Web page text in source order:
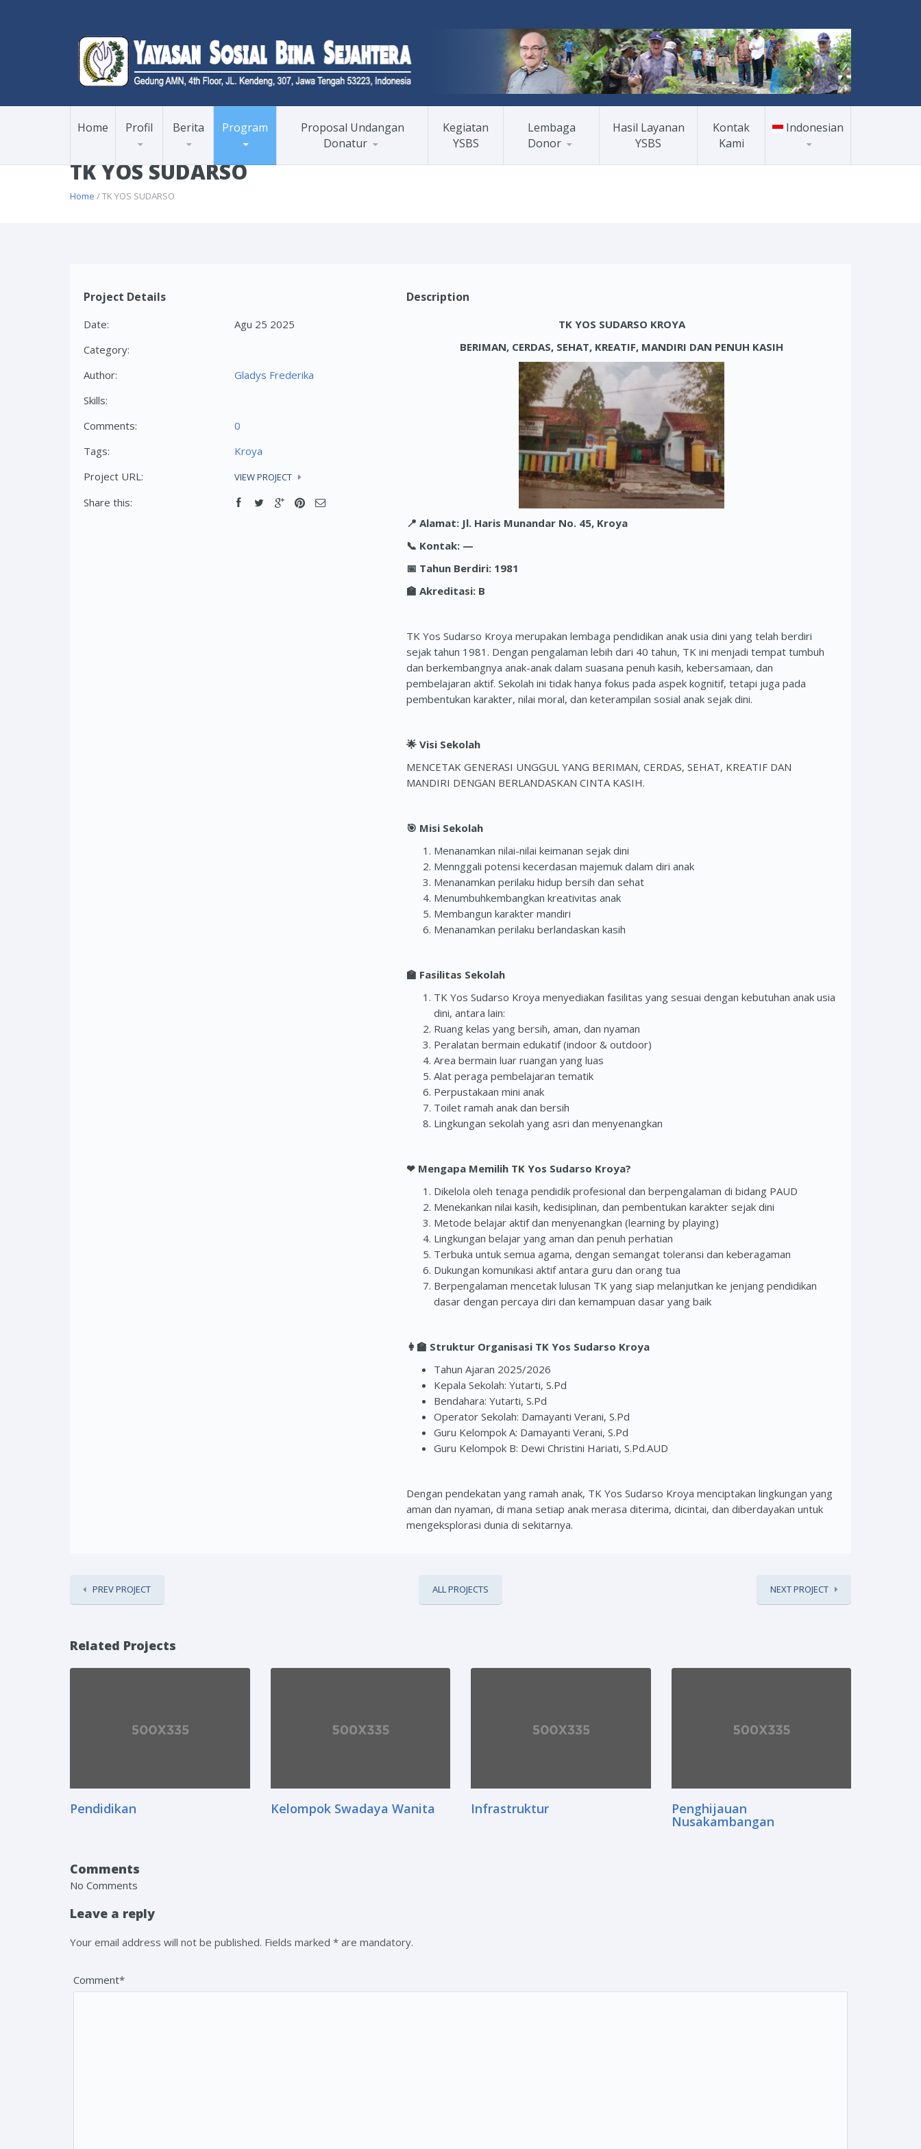
Home Profil Berita Program
Proposal Undangan
Donatur
Kegiatan
YSBS
Lembaga
Donor
Hasil Layanan
YSBS
Kontak
Kami
Indonesian
TK YOS SUDARSO
Home / TK YOS SUDARSO
Project Details
Date:
Agu 25 2025
Category:
Author:
Gladys Frederika
Skills:
Comments:
0
Tags:
Kroya
Project URL:
VIEW PROJECT
Share this:
Description
TK YOS SUDARSO KROYA
BERIMAN, CERDAS, SEHAT, KREATIF, MANDIRI DAN PENUH KASIH
📍 Alamat: Jl. Haris Munandar No. 45, Kroya
📞 Kontak: —
📅 Tahun Berdiri: 1981
🏫 Akreditasi: B
TK Yos Sudarso Kroya merupakan lembaga pendidikan anak usia dini yang telah berdiri
sejak tahun 1981. Dengan pengalaman lebih dari 40 tahun, TK ini menjadi tempat tumbuh
dan berkembangnya anak-anak dalam suasana penuh kasih, kebersamaan, dan
pembelajaran aktif. Sekolah ini tidak hanya fokus pada aspek kognitif, tetapi juga pada
pembentukan karakter, nilai moral, dan keterampilan sosial anak sejak dini.
🌟Visi Sekolah
MENCETAK GENERASI UNGGUL YANG BERIMAN, CERDAS, SEHAT, KREATIF DAN
MANDIRI DENGAN BERLANDASKAN CINTA KASIH.
🎯 Misi Sekolah
Menanamkan nilai-nilai keimanan sejak dini
Mennggali potensi kecerdasan majemuk dalam diri anak
Menanamkan perilaku hidup bersih dan sehat
Menumbuhkembangkan kreativitas anak
Membangun karakter mandiri
Menanamkan perilaku berlandaskan kasih
🏫 Fasilitas Sekolah
TK Yos Sudarso Kroya menyediakan fasilitas yang sesuai dengan kebutuhan anak usia
dini, antara lain:
Ruang kelas yang bersih, aman, dan nyaman
Peralatan bermain edukatif (indoor & outdoor)
Area bermain luar ruangan yang luas
Alat peraga pembelajaran tematik
Perpustakaan mini anak
Toilet ramah anak dan bersih
Lingkungan sekolah yang asri dan menyenangkan
❤Mengapa Memilih TK Yos Sudarso Kroya?
Dikelola oleh tenaga pendidik profesional dan berpengalaman di bidang PAUD
Menekankan nilai kasih, kedisiplinan, dan pembentukan karakter sejak dini
Metode belajar aktif dan menyenangkan (learning by playing)
Lingkungan belajar yang aman dan penuh perhatian
Terbuka untuk semua agama, dengan semangat toleransi dan keberagaman
Dukungan komunikasi aktif antara guru dan orang tua
Berpengalaman mencetak lulusan TK yang siap melanjutkan ke jenjang pendidikan
dasar dengan percaya diri dan kemampuan dasar yang baik
👩‍🏫 Struktur Organisasi TK Yos Sudarso Kroya
Tahun Ajaran 2025/2026
Kepala Sekolah: Yutarti, S.Pd
Bendahara: Yutarti, S.Pd
Operator Sekolah: Damayanti Verani, S.Pd
Guru Kelompok A: Damayanti Verani, S.Pd
Guru Kelompok B: Dewi Christini Hariati, S.Pd.AUD
Dengan pendekatan yang ramah anak, TK Yos Sudarso Kroya menciptakan lingkungan yang
aman dan nyaman, di mana setiap anak merasa diterima, dicintai, dan diberdayakan untuk
mengeksplorasi dunia di sekitarnya.
PREV PROJECT ALL PROJECTS NEXT PROJECT
Related Projects
Pendidikan Kelompok Swadaya Wanita Infrastruktur Penghijauan
Nusakambangan
Comments
No Comments
Leave a reply
Your email address will not be published. Fields marked * are mandatory.
Comment*